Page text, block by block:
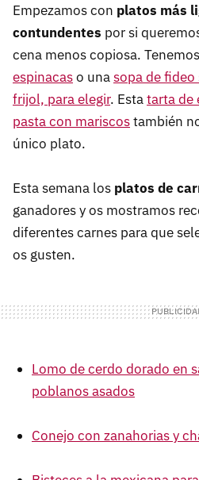
Empezamos con platos más
contundentes por si
cena menos copiosa.
espinacaso unasopa de
frijol, para elegir. Estatarta de
pasta con mariscostambién
único plato.
Esta semana los platos de
ganadores y os mostramos
diferentes carnes para que
os gusten.
Lomo de cerdo dorado en
poblanos asados
Conejo con zanahorias y